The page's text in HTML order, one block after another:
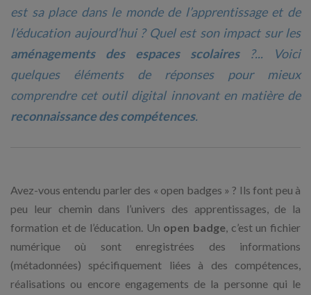
est sa place dans le monde de l’apprentissage et de
l’éducation aujourd’hui ? Quel est son impact sur les
aménagements des espaces scolaires?... Voici
quelques éléments de réponses pour mieux
comprendre cet outil digital innovant en matière de
reconnaissance des compétences.
Avez-vous entendu parler des « open badges » ? Ils font peu à
peu leur chemin dans l’univers des apprentissages, de la
formation et de l’éducation. Un open badge, c’est un fichier
numérique où sont enregistrées des informations
(métadonnées) spécifiquement liées à des compétences,
réalisations ou encore engagements de la personne qui le